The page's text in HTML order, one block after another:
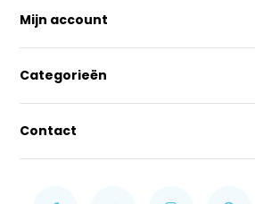
Mijn account
Categorieën
Contact